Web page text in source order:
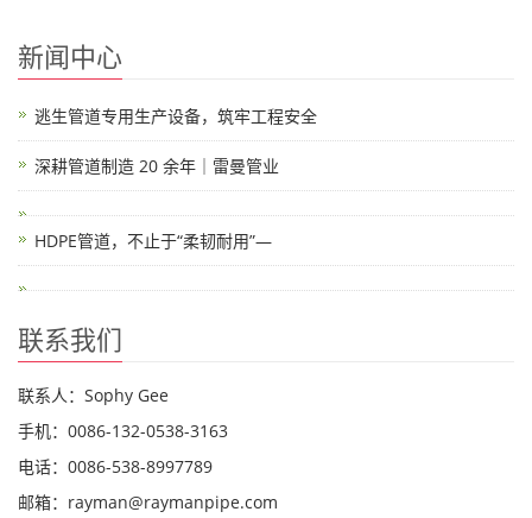
新闻中心
逃生管道专用生产设备，筑牢工程安全
深耕管道制造 20 余年｜雷曼管业
HDPE管道，不止于“柔韧耐用”—
联系我们
联系人：Sophy Gee
手机：0086-132-0538-3163
电话：0086-538-8997789
邮箱：rayman@raymanpipe.com